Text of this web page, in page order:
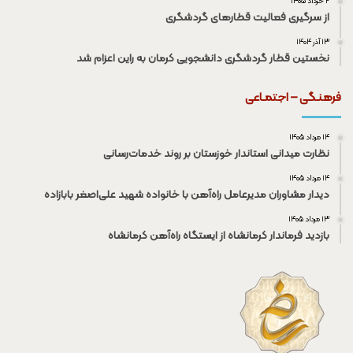
از سرگیری فعالیت قطار‌های گردشگری
۱۳ آذر ۱۴۰۴
نخستین قطار گردشگری دانشجویی کرمان به راین اعزام شد
فرهنـگی – اجتمـاعی
۱۴ مرداد ۱۴۰۵
نظارت میدانی استاندار خوزستان بر روند خدمات‌رسانی
۱۴ مرداد ۱۴۰۵
دیدار مشاوران مدیرعامل راه‌آهن با خانواده شهید علی‌اصغر بابازاده
۱۳ مرداد ۱۴۰۵
بازدید فرماندار کرمانشاه از ایستگاه راه‌آهن کرمانشاه